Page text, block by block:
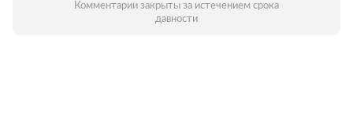
Комментарии закрыты за истечением срока
давности